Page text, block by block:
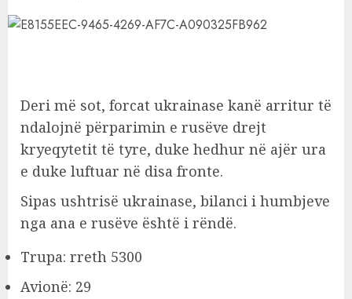
Deri më sot, forcat ukrainase kanë arritur të
ndalojnë përparimin e rusëve drejt
kryeqytetit të tyre, duke hedhur në ajër ura
e duke luftuar në disa fronte.
Sipas ushtrisë ukrainase, bilanci i humbjeve
nga ana e rusëve është i rëndë.
Trupa: rreth 5300
Avionë: 29